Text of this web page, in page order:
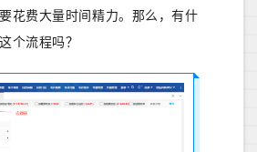
花费大量时间精力。那么，有什
个流程吗？